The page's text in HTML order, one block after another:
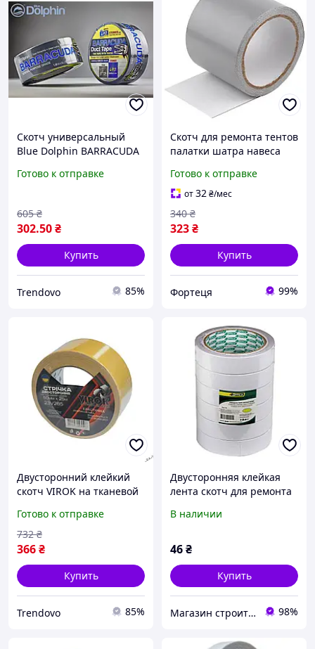
Скотч универсальный
Blue Dolphin BARRACUDA
для надежной упаковки
Готово к отправке
302.50₴
605 ₴
Купить
Trendovo 85%
Скотч для ремонта тентов
палатки шатра навеса
Готово к отправке
от32₴/мес
323₴
340 ₴
Купить
Фортеця 99%
Двусторонний клейкий
скотч VIROK на тканевой
длиной 25 м для
надежного крепления
Готово к отправке
366₴
732 ₴
Купить
Trendovo 85%
Двусторонняя клейкая
лента скотч для ремонта
удобная
В наличии
46₴
Купить
Магазин строительных материалов "СТРОИМ ВМЕСТЕ" 98%